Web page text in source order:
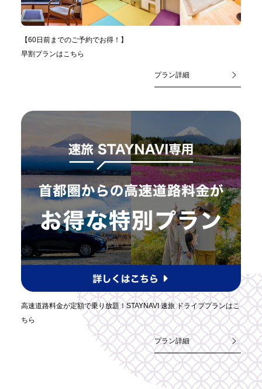
【60日前までのご予約でお得！】
早割プランはこちら
プラン詳細
高速道路料金が定額で乗り放題！STAYNAVI 速旅 ドライブプランはこ
ちら
プラン詳細